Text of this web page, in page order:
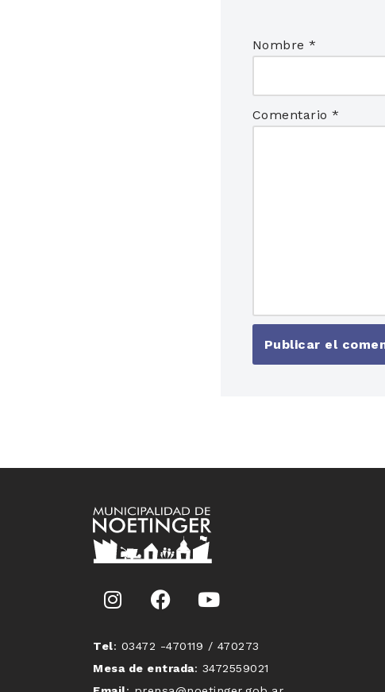
Nombre *
Comentario *
Tel: 03472 -470119 / 470273
Mesa de entrada: 3472559021